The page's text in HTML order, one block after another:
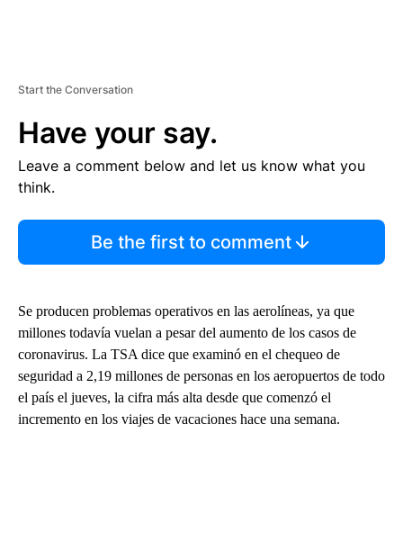
Start the Conversation
Have your say.
Leave a comment below and let us know what you
think.
Be the first to comment
Se producen problemas operativos en las aerolíneas, ya que
millones todavía vuelan a pesar del aumento de los casos de
coronavirus. La TSA dice que examinó en el chequeo de
seguridad a 2,19 millones de personas en los aeropuertos de todo
el país el jueves, la cifra más alta desde que comenzó el
incremento en los viajes de vacaciones hace una semana.